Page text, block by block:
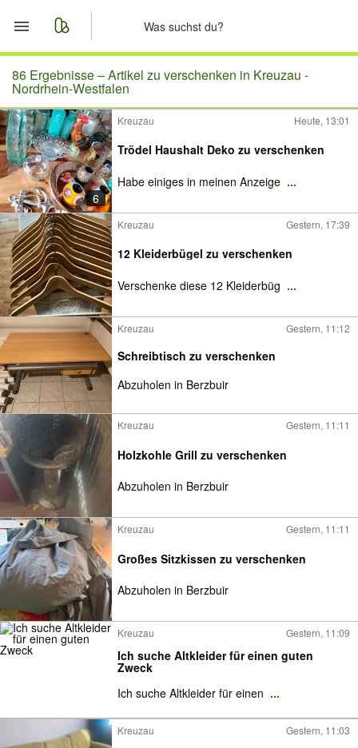
Start
Merkliste
Nachrichten
Anzeige aufgeben
86 Ergebnisse –Artikel zu verschenken in Kreuzau -
Nordrhein-Westfalen
6
Kreuzau Heute, 13:01
Trödel Haushalt Deko zu verschenken
Habe einiges in meinen Anzeige ...
Kreuzau Gestern, 17:39
12 Kleiderbügel zu verschenken
Verschenke diese 12 Kleiderbüg ...
Kreuzau Gestern, 11:12
Schreibtisch zu verschenken
Abzuholen in Berzbuir
Kreuzau Gestern, 11:11
Holzkohle Grill zu verschenken
Abzuholen in Berzbuir
Kreuzau Gestern, 11:11
Großes Sitzkissen zu verschenken
Abzuholen in Berzbuir
Kreuzau Gestern, 11:09
Ich suche Altkleider für einen guten
Zweck
Ich suche Altkleider für einen ...
Kreuzau Gestern, 11:03